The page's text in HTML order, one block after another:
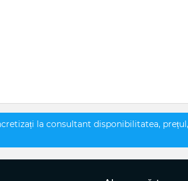
la consultant disponibilitatea,